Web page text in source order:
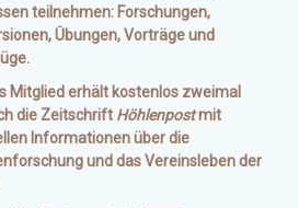
teilnehmen: Forschungen,
Übungen, Vorträge und
Mitglied erhält kostenlos zweimal
die Zeitschrift Höhlenpostmit
Informationen über die
und das Vereinsleben der